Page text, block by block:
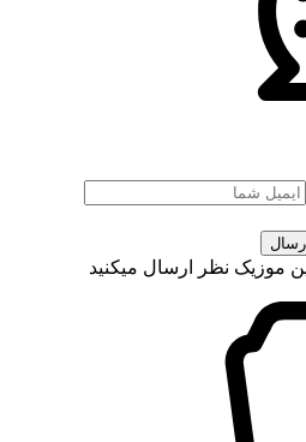
موزیک نظر ارسال میکنید